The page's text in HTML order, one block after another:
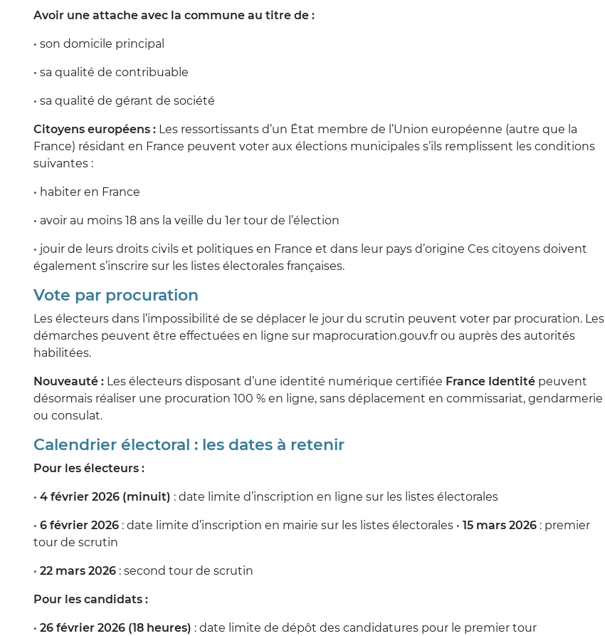
Avoir une attache avec la commune au titre de :
• son domicile principal
• sa qualité de contribuable
• sa qualité de gérant de société
Citoyens européens : Les ressortissants d’un État membre de l’Union européenne (autre que la
France) résidant en France peuvent voter aux élections municipales s’ils remplissent les conditions
suivantes :
• habiter en France
• avoir au moins 18 ans la veille du 1er tour de l’élection
• jouir de leurs droits civils et politiques en France et dans leur pays d’origine Ces citoyens doivent
également s’inscrire sur les listes électorales françaises.
Vote par procuration
Les électeurs dans l’impossibilité de se déplacer le jour du scrutin peuvent voter par procuration. Les
démarches peuvent être effectuées en ligne sur maprocuration.gouv.fr ou auprès des autorités
habilitées.
Nouveauté : Les électeurs disposant d’une identité numérique certifiée France Identité peuvent
désormais réaliser une procuration 100 % en ligne, sans déplacement en commissariat, gendarmerie
ou consulat.
Calendrier électoral : les dates à retenir
Pour les électeurs :
• 4 février 2026 (minuit) : date limite d’inscription en ligne sur les listes électorales
• 6 février 2026 : date limite d’inscription en mairie sur les listes électorales • 15 mars 2026 : premier
tour de scrutin
• 22 mars 2026 : second tour de scrutin
Pour les candidats :
• 26 février 2026 (18 heures) : date limite de dépôt des candidatures pour le premier tour